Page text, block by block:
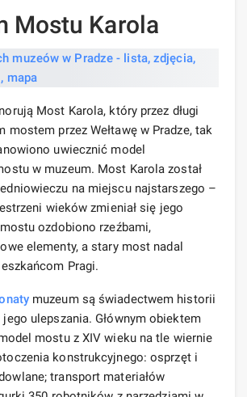
Mostu Karola
Most Karola, który przez długi
mostem przez Wełtawę w Pradze, tak
uwiecznić model
w muzeum. Most Karola został
na miejscu najstarszego –
wieków zmieniał się jego
ozdobiono rzeźbami,
elementy, a stary most nadal
Pragi.
muzeum są świadectwem historii
ulepszania. Głównym obiektem
mostu z XIV wieku na tle wiernie
konstrukcyjnego: osprzęt i
transport materiałów